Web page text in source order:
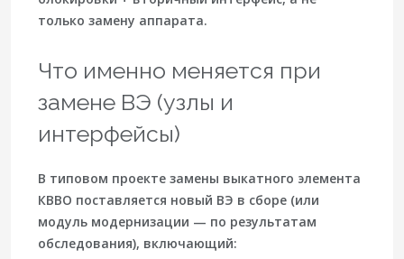
только замену аппарата.
Что именно меняется при
замене ВЭ (узлы и
интерфейсы)
В типовом проекте замены выкатного элемента
КВВО поставляется новый ВЭ в сборе (или
модуль модернизации — по результатам
обследования), включающий: